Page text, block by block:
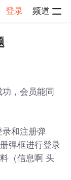
登录 频道
，会员能同
和注册弹
弹框进行登录
（信息啊 头